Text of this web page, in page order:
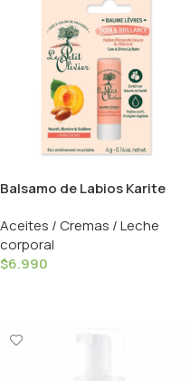
Balsamo de Labios Karite
Olivier
Aceites / Cremas / Leche
corporal
$6.990